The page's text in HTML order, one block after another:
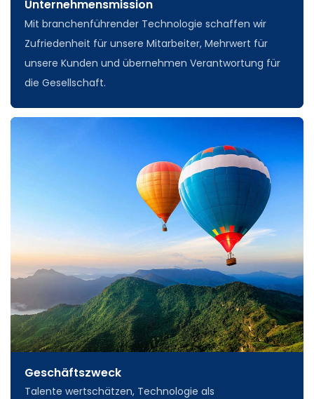
Unternehmensmission
Mit branchenführender Technologie schaffen wir
Zufriedenheit für unsere Mitarbeiter, Mehrwert für
unsere Kunden und übernehmen Verantwortung für
die Gesellschaft.
Geschäftszweck
Talente wertschätzen, Technologie als